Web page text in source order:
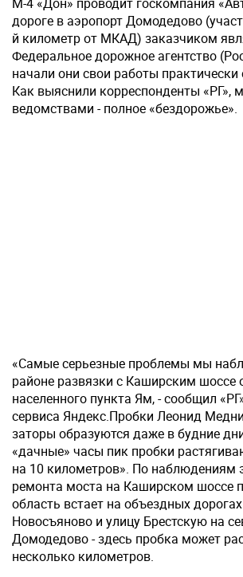
дороге в аэропорт Домодедово
й километр от МКАД) заказчиком
Федеральное дорожное агентство
начали они свои работы
Как выяснили корреспонденты «РГ»,
ведомствами - полное «бездорожье».
«Самые серьезные проблемы мы
районе развязки с Каширским шоссе
населенного пункта Ям, - сообщил
сервиса Яндекс.Пробки Леонид
заторы образуются даже в будние
«дачные» часы пик пробки
на 10 километров». По наблюдениям
ремонта моста на Каширском шоссе
область встает на объездных
Новосъяново и улицу Брестскую на
Домодедово - здесь пробка может
несколько километров.